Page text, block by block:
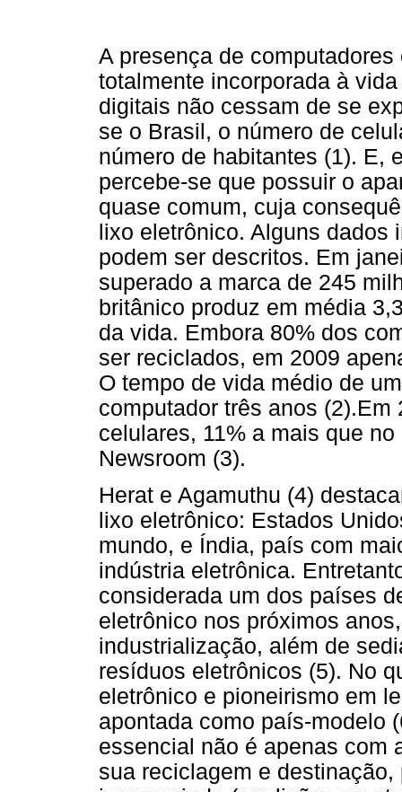
A presença de
totalmente incorporada à
digitais não cessam de se
se o Brasil, o número de
número de habitantes (1). E,
percebe-se que possuir o
quase comum, cuja
lixo eletrônico. Alguns
podem ser descritos. Em
superado a marca de 245
britânico produz em média
da vida. Embora 80% dos
ser reciclados, em 2009
O tempo de vida médio de
computador três anos
celulares, 11% a mais que
Newsroom (3).
Herat e Agamuthu (4)
lixo eletrônico: Estados
mundo, e Índia, país com
indústria eletrônica.
considerada um dos países
eletrônico nos próximos
industrialização, além de
resíduos eletrônicos (5). No
eletrônico e pioneirismo em
apontada como país-modelo
essencial não é apenas com
sua reciclagem e